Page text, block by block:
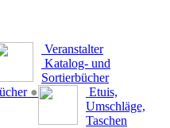
Veranstalter
Katalog- und
Sortierbücher
●
Etuis,
Umschläge,
Taschen